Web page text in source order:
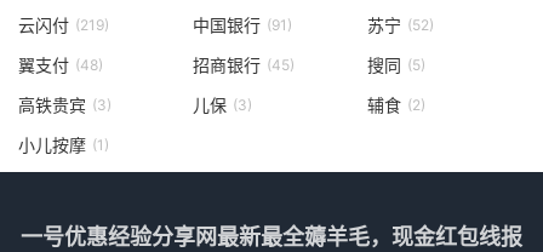
云闪付 (219) 中国银行 (91) 苏宁 (52)
翼支付 (48) 招商银行 (45) 搜同 (5)
高铁贵宾 (3) 儿保 (3) 辅食 (2)
小儿按摩 (1)
一号优惠经验分享网最新最全薅羊毛，现金红包线报